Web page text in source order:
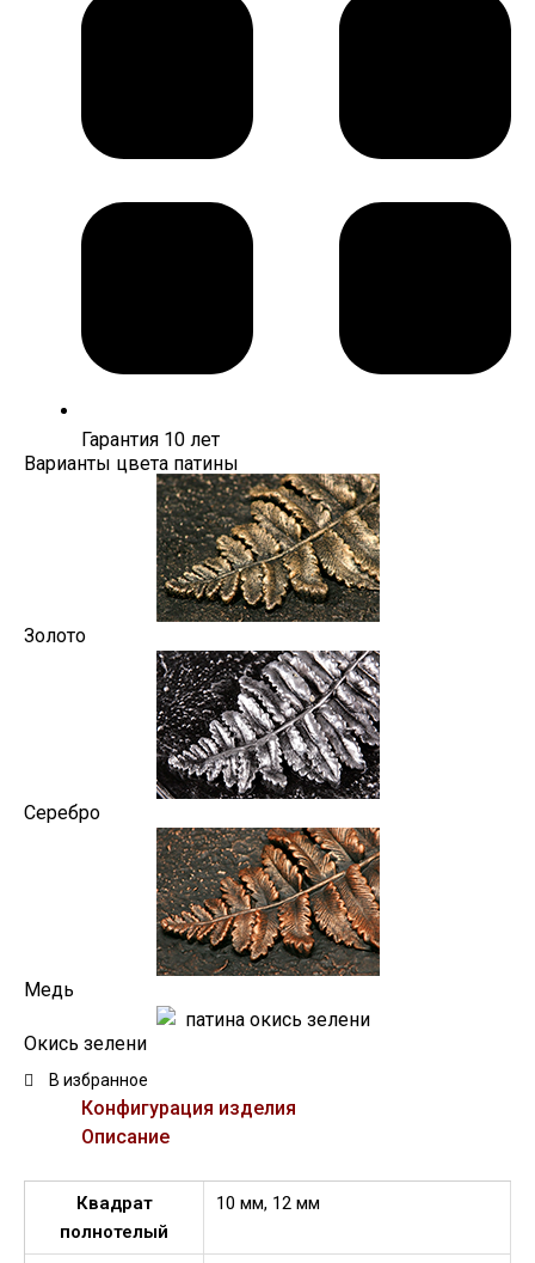
Гарантия 10 лет
Варианты цвета патины
Золото
Серебро
Медь
Окись зелени
В избранное
Конфигурация изделия
Описание
Квадрат
полнотелый
10 мм, 12 мм